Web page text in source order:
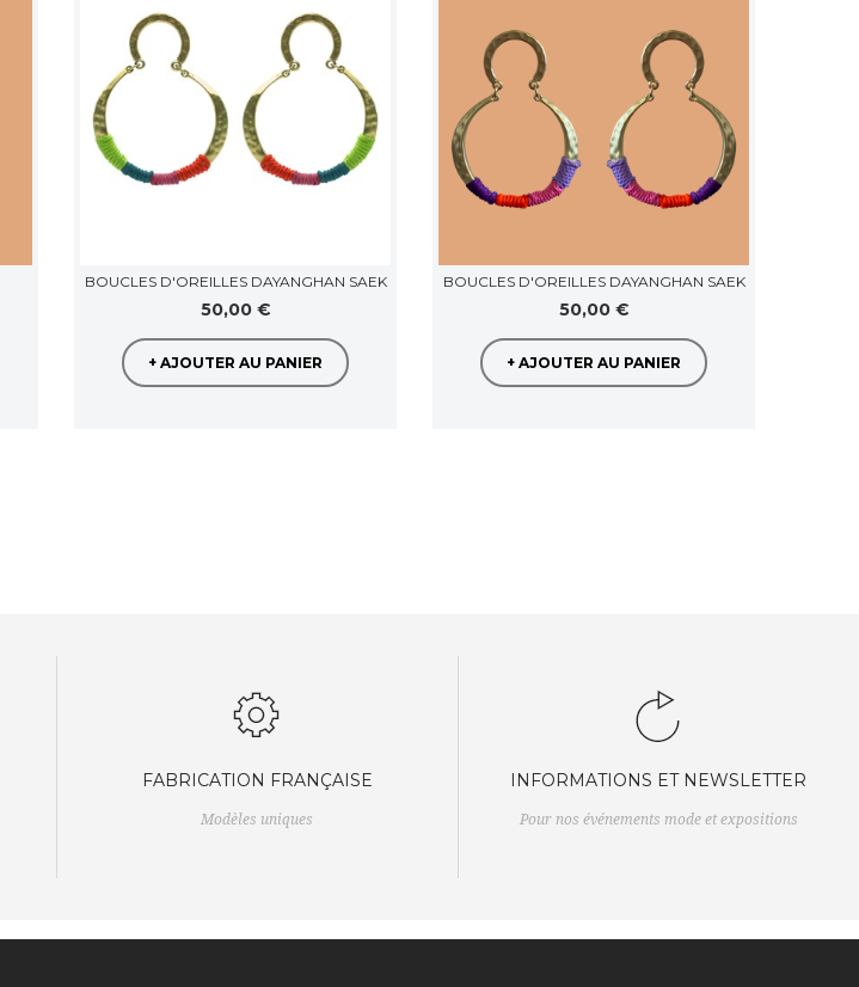
BOUCLES D'OREILLES DAYANGHAN SAEK
50,00 €
+ AJOUTER AU PANIER
BOUCLES D'OREILLES DAYANGHAN SAEK
50,00 €
+ AJOUTER AU PANIER
FABRICATION FRANÇAISE
Modèles uniques
INFORMATIONS ET NEWSLETTER
Pour nos événements mode et expositions